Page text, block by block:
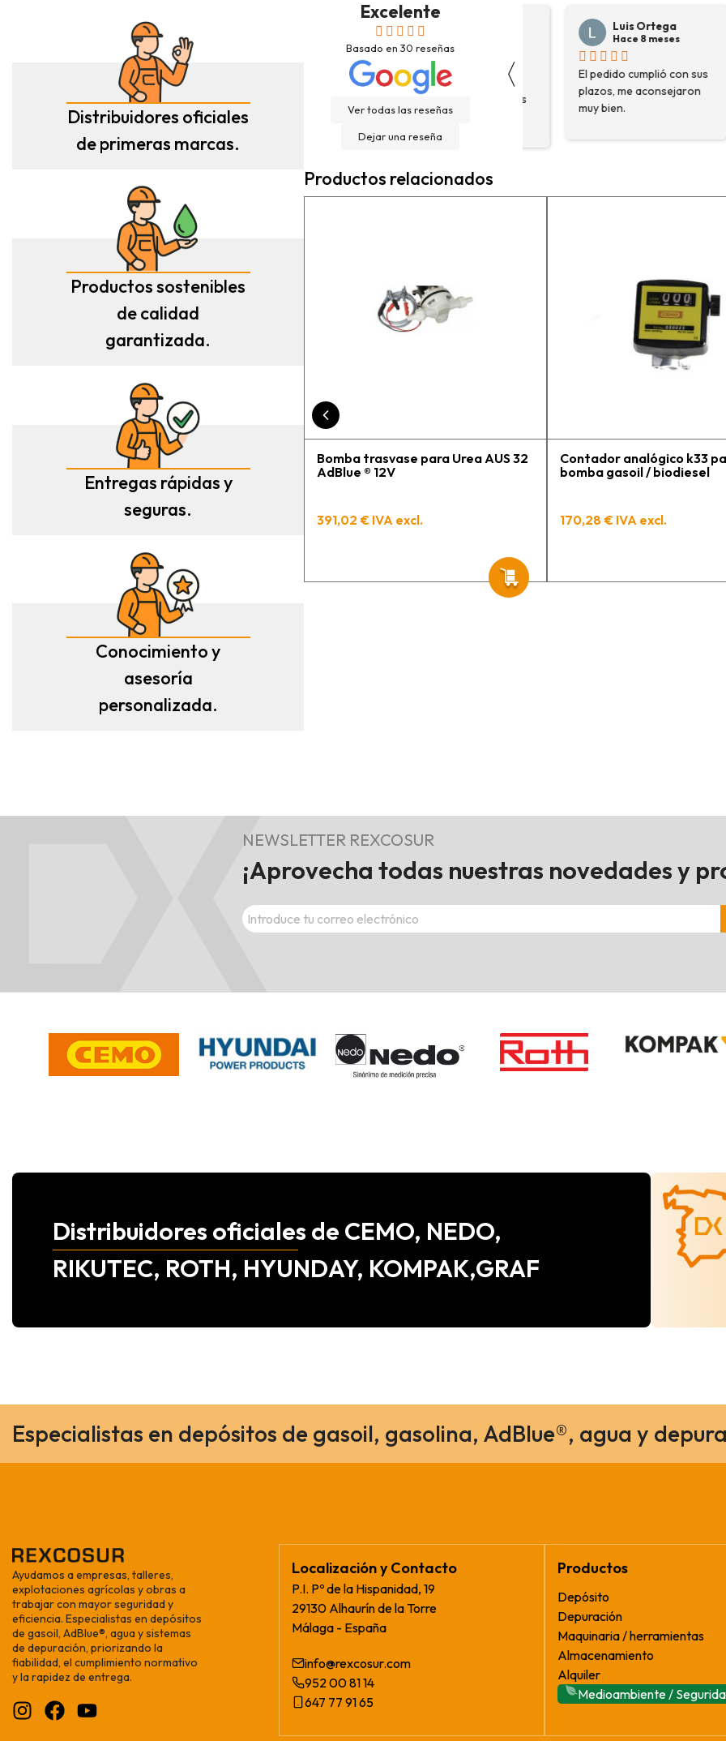
Distribuidores oficiales
de primeras marcas.
Productos sostenibles
de calidad
garantizada.
Entregas rápidas y
seguras.
Conocimiento y
asesoría
personalizada.
Excelente
Basado en30 reseñas
Ver todas las reseñas
Dejar una reseña
〈
knowledge and insight
and will definitely use
them again if needed.
Fantastic company!!!!
con salvador, para la
gasoil de Roth de 400
y perfecto el transporte !
Es un placer cuando todo
funciona bien ?
Josep Ramon
Sanahuja
Hace 6 meses
Compré depósito de
agua, llegó incluso antes
de lo esperado. Buen
servicio, y servicio
Luis Ortega
Hace 8 meses
El pedido cumplió con sus
plazos, me aconsejaron
muy bien.
Productos relacionados
Bomba trasvase para Urea AUS 32
AdBlue ® 12V
391,02 € IVA excl.
Contador analógico k33
bomba gasoil / biodiesel
170,28 € IVA excl.
NEWSLETTER REXCOSUR
¡Aprovecha todas nuestras novedades y
Distribuidores oficiales de CEMO, NEDO,
RIKUTEC, ROTH, HYUNDAY, KOMPAK,GRAF
Especialistas en depósitos de gasoil, gasolina, AdBlue®, agua y
Ayudamos a empresas, talleres,
explotaciones agrícolas y obras a
trabajar con mayor seguridad y
eficiencia. Especialistas en depósitos
de gasoil, AdBlue®, agua y sistemas
de depuración, priorizando la
fiabilidad, el cumplimiento normativo
y la rapidez de entrega.
Localización y Contacto
P.I. Pº de la Hispanidad, 19
29130 Alhaurín de la Torre
Málaga - España
info@rexcosur.com
952 00 81 14
647 77 91 65
Productos
Depósito
Depuración
Maquinaria / herramientas
Almacenamiento
Alquiler
Medioambiente /